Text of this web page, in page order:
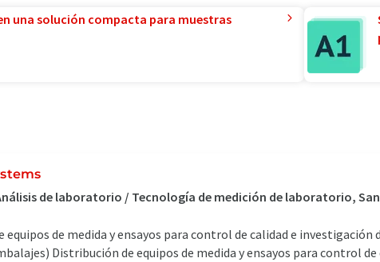
una solución compacta para muestras
de laboratorio / Tecnología de medición de laboratorio,
equipos de medida y ensayos para control de calidad e
Distribución de equipos de medida y ensayos para control